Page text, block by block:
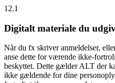
12.1
Digitalt materiale du
Når du fx skriver anmeldelser,
anse dette for værende ikke-
beskyttet. Dette gælder ALT der
ikke gældende for dine